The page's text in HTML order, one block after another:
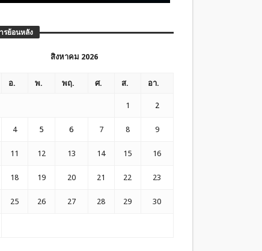
รย้อนหลัง
สิงหาคม 2026
อ. พ. พฤ. ศ. ส. อา.
1 2
4 5 6 7 8 9
11 12 13 14 15 16
18 19 20 21 22 23
25 26 27 28 29 30